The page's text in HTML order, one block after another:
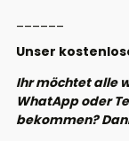
Unser
Ihr möchtet alle
WhatApp oder
bekommen?